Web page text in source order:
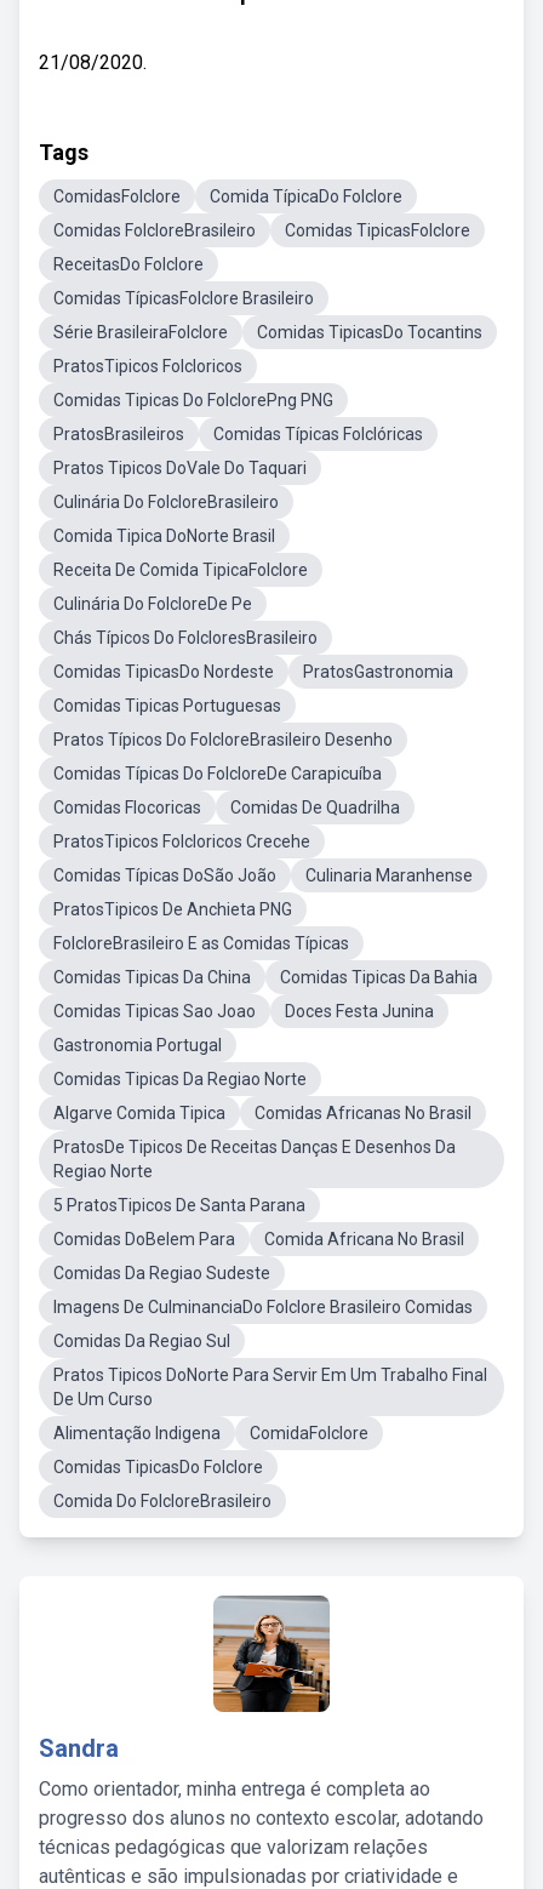
21/08/2020.
Tags
ComidasFolclore
Comida TípicaDo Folclore
Comidas FolcloreBrasileiro
Comidas TipicasFolclore
ReceitasDo Folclore
Comidas TípicasFolclore Brasileiro
Série BrasileiraFolclore
Comidas TipicasDo Tocantins
PratosTipicos Folcloricos
Comidas Tipicas Do FolclorePng PNG
PratosBrasileiros
Comidas Típicas Folclóricas
Pratos Tipicos DoVale Do Taquari
Culinária Do FolcloreBrasileiro
Comida Tipica DoNorte Brasil
Receita De Comida TipicaFolclore
Culinária Do FolcloreDe Pe
Chás Típicos Do FolcloresBrasileiro
Comidas TipicasDo Nordeste
PratosGastronomia
Comidas Tipicas Portuguesas
Pratos Típicos Do FolcloreBrasileiro Desenho
Comidas Típicas Do FolcloreDe Carapicuíba
Comidas Flocoricas
Comidas De Quadrilha
PratosTipicos Folcloricos Crecehe
Comidas Típicas DoSão João
Culinaria Maranhense
PratosTipicos De Anchieta PNG
FolcloreBrasileiro E as Comidas Típicas
Comidas Tipicas Da China
Comidas Tipicas Da Bahia
Comidas Tipicas Sao Joao
Doces Festa Junina
Gastronomia Portugal
Comidas Tipicas Da Regiao Norte
Algarve Comida Tipica
Comidas Africanas No Brasil
PratosDe Tipicos De Receitas Danças E Desenhos Da
Regiao Norte
5 PratosTipicos De Santa Parana
Comidas DoBelem Para
Comida Africana No Brasil
Comidas Da Regiao Sudeste
Imagens De CulminanciaDo Folclore Brasileiro Comidas
Comidas Da Regiao Sul
Pratos Tipicos DoNorte Para Servir Em Um Trabalho Final
De Um Curso
Alimentação Indigena
ComidaFolclore
Comidas TipicasDo Folclore
Comida Do FolcloreBrasileiro
Sandra
Como orientador, minha entrega é completa ao
progresso dos alunos no contexto escolar, adotando
técnicas pedagógicas que valorizam relações
autênticas e são impulsionadas por criatividade e